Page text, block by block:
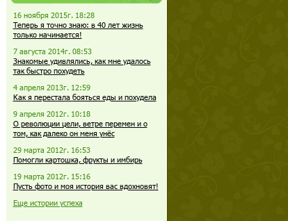
16 ноября 2015г. 18:28
Теперь я точно знаю: в 40 лет жизнь
только начинается!
7 августа 2014г. 08:53
Знакомые удивлялись, как мне удалось
так быстро похудеть
4 апреля 2013г. 12:59
Как я перестала бояться еды и похудела
9 апреля 2012г. 10:18
О революции цели, ветре перемен и о
том, как далеко он меня унёс
29 марта 2012г. 16:53
Помогли картошка, фрукты и имбирь
19 марта 2012г. 15:16
Пусть фото и моя история вас вдохновят!
Еще истории успеха